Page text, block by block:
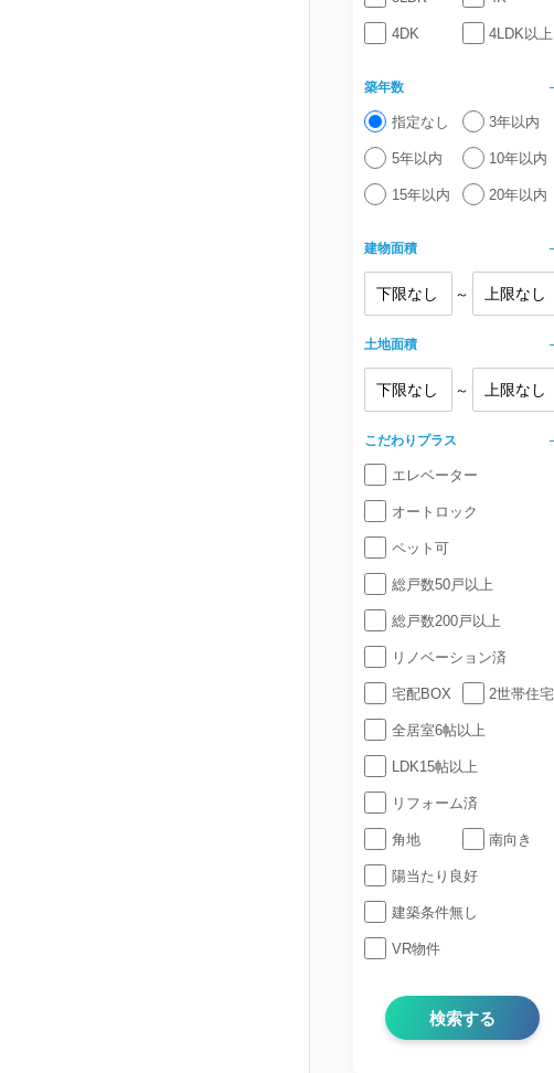
4DK 4LDK以上
築年数
指定なし 3年以内
5年以内 10年以内
15年以内 20年以内
建物面積
～
土地面積
～
こだわりプラス
エレベーター
オートロック
ペット可
総戸数50戸以上
総戸数200戸以上
リノベーション済
宅配BOX 2世帯住宅
全居室6帖以上
LDK15帖以上
リフォーム済
角地 南向き
陽当たり良好
建築条件無し
VR物件
検索する